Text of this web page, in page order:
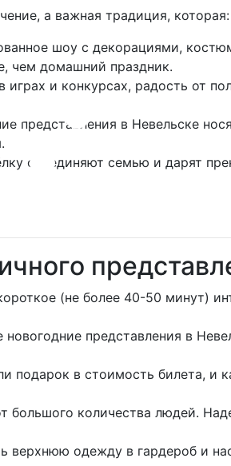
а важная традиция, которая:
шоу с декорациями,
чем домашний праздник.
и конкурсах, радость от
представления в Невельске
объединяют семью и дарят
(не более 40-50 минут)
представления в
подарок в стоимость билета, и
количества людей.
верхнюю одежду в гардероб и